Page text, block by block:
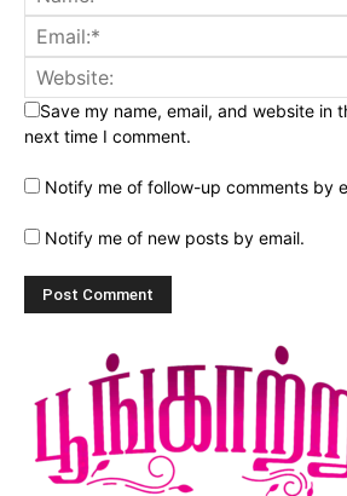
Save my name, email, and website in
next time I comment.
Notify me of follow-up comments by
Notify me of new posts by email.